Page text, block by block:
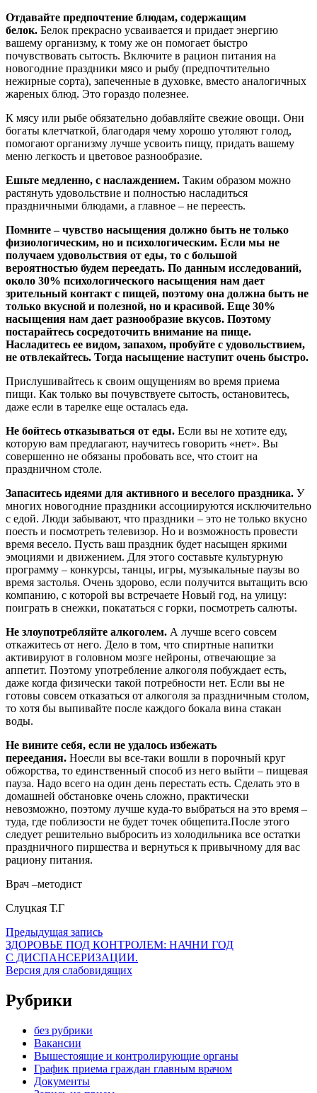
Отдавайте предпочтение блюдам, содержащим
белок. Белок прекрасно усваивается и придает энергию
вашему организму, к тому же он помогает быстро
почувствовать сытость. Включите в рацион питания на
новогодние праздники мясо и рыбу (предпочтительно
нежирные сорта), запеченные в духовке, вместо аналогичных
жареных блюд. Это гораздо полезнее.
К мясу или рыбе обязательно добавляйте свежие овощи. Они
богаты клетчаткой, благодаря чему хорошо утоляют голод,
помогают организму лучше усвоить пищу, придать вашему
меню легкость и цветовое разнообразие.
Ешьте медленно, с наслаждением. Таким образом можно
растянуть удовольствие и полностью насладиться
праздничными блюдами, а главное – не переесть.
Помните – чувство насыщения должно быть не только
физиологическим, но и психологическим. Если мы не
получаем удовольствия от еды, то с большой
вероятностью будем переедать. По данным исследований,
около 30% психологического насыщения нам дает
зрительный контакт с пищей, поэтому она должна быть не
только вкусной и полезной, но и красивой. Еще 30%
насыщения нам дает разнообразие вкусов. Поэтому
постарайтесь сосредоточить внимание на пище.
Насладитесь ее видом, запахом, пробуйте с удовольствием,
не отвлекайтесь. Тогда насыщение наступит очень быстро.
Прислушивайтесь к своим ощущениям во время приема
пищи. Как только вы почувствуете сытость, остановитесь,
даже если в тарелке еще осталась еда.
Не бойтесь отказываться от еды. Если вы не хотите еду,
которую вам предлагают, научитесь говорить «нет». Вы
совершенно не обязаны пробовать все, что стоит на
праздничном столе.
Запаситесь идеями для активного и веселого праздника. У
многих новогодние праздники ассоциируются исключительно
с едой. Люди забывают, что праздники – это не только вкусно
поесть и посмотреть телевизор. Но и возможность провести
время весело. Пусть ваш праздник будет насыщен яркими
эмоциями и движением. Для этого составьте культурную
программу – конкурсы, танцы, игры, музыкальные паузы во
время застолья. Очень здорово, если получится вытащить всю
компанию, с которой вы встречаете Новый год, на улицу:
поиграть в снежки, покататься с горки, посмотреть салюты.
Не злоупотребляйте алкоголем. А лучше всего совсем
откажитесь от него. Дело в том, что спиртные напитки
активируют в головном мозге нейроны, отвечающие за
аппетит. Поэтому употребление алкоголя побуждает есть,
даже когда физически такой потребности нет. Если вы не
готовы совсем отказаться от алкоголя за праздничным столом,
то хотя бы выпивайте после каждого бокала вина стакан
воды.
Не вините себя, если не удалось избежать
переедания. Ноесли вы все-таки вошли в порочный круг
обжорства, то единственный способ из него выйти – пищевая
пауза. Надо всего на один день перестать есть. Сделать это в
домашней обстановке очень сложно, практически
невозможно, поэтому лучше куда-то выбраться на это время –
туда, где поблизости не будет точек общепита.После этого
следует решительно выбросить из холодильника все остатки
праздничного пиршества и вернуться к привычному для вас
рациону питания.
Врач –методист
Слуцкая Т.Г
Предыдущая запись
ЗДОРОВЬЕ ПОД КОНТРОЛЕМ: НАЧНИ ГОД
С ДИСПАНСЕРИЗАЦИИ.
Версия для слабовидящих
Рубрики
без рубрики
Вакансии
Вышестоящие и контролирующие органы
График приема граждан главным врачом
Документы